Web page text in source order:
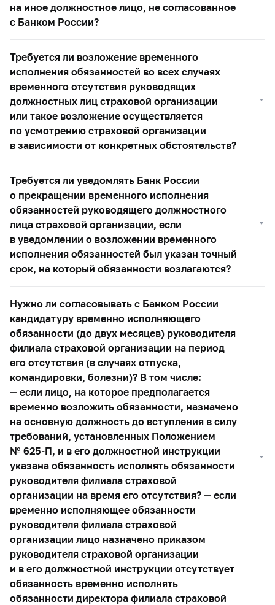
на иное должностное лицо, не согласованное
с Банком России?
Требуется ли возложение временного
исполнения обязанностей во всех случаях
временного отсутствия руководящих
должностных лиц страховой организации
или такое возложение осуществляется
по усмотрению страховой организации
в зависимости от конкретных обстоятельств?
Требуется ли уведомлять Банк России
о прекращении временного исполнения
обязанностей руководящего должностного
лица страховой организации, если
в уведомлении о возложении временного
исполнения обязанностей был указан точный
срок, на который обязанности возлагаются?
Нужно ли согласовывать с Банком России
кандидатуру временно исполняющего
обязанности (до двух месяцев) руководителя
филиала страховой организации на период
его отсутствия (в случаях отпуска,
командировки, болезни)? В том числе:
— если лицо, на которое предполагается
временно возложить обязанности, назначено
на основную должность до вступления в силу
требований, установленных Положением
№ 625-П, и в его должностной инструкции
указана обязанность исполнять обязанности
руководителя филиала страховой
организации на время его отсутствия? — если
временно исполняющее обязанности
руководителя филиала страховой
организации лицо назначено приказом
руководителя страховой организации
и в его должностной инструкции отсутствует
обязанность временно исполнять
обязанности директора филиала страховой